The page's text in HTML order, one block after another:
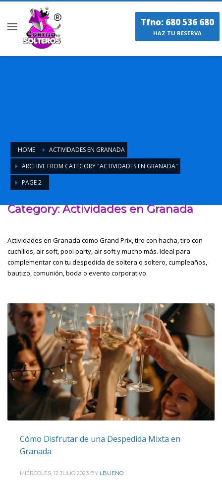
Tfno: 680 536 680
HAZ TU RESERVA
HOME
ACTIVIDADES EN GRANADA
ARCHIVE FROM CATEGORY "ACTIVIDADES EN GRANADA"
PAGE 2
Category: Actividades en Granada
Actividades en Granada como Grand Prix, tiro con hacha, tiro con
cuchillos, air soft, pool party, air soft y mucho más. Ideal para
complementar con tu despedida de soltera o soltero, cumpleaños,
bautizo, comunión, boda o evento corporativo.
Cómo Disfrutar de una Despedida Mixta en
Granada
MIÉRCOLES, 12 JULIO 2023 BY LBUENO